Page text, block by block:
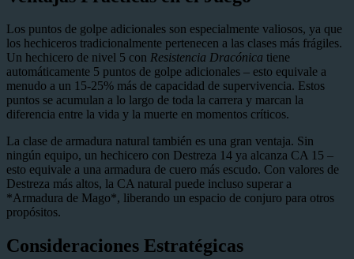
Los puntos de golpe adicionales son especialmente valiosos, ya que
los hechiceros tradicionalmente pertenecen a las clases más frágiles.
Un hechicero de nivel 5 con Resistencia Dracónica tiene
automáticamente 5 puntos de golpe adicionales – esto equivale a
menudo a un 15-25% más de capacidad de supervivencia. Estos
puntos se acumulan a lo largo de toda la carrera y marcan la
diferencia entre la vida y la muerte en momentos críticos.
La clase de armadura natural también es una gran ventaja. Sin
ningún equipo, un hechicero con Destreza 14 ya alcanza CA 15 –
esto equivale a una armadura de cuero más escudo. Con valores de
Destreza más altos, la CA natural puede incluso superar a
*Armadura de Mago*, liberando un espacio de conjuro para otros
propósitos.
Consideraciones Estratégicas